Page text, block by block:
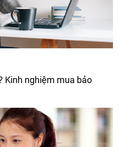
Kinh nghiệm mua bảo